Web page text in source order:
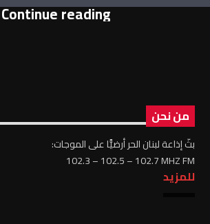
Continue reading
من نحن
بثّ إذاعة لبنان الحر أرضيًّا على الموجات:
102.3 – 102.5 – 102.7 MHZ FM
للمزيد